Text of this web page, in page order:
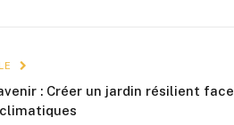
: Créer un jardin résilient face